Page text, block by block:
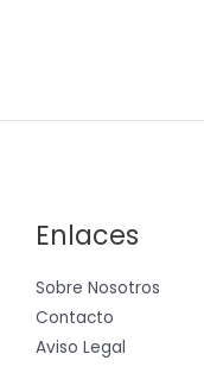
Enlaces
Sobre Nosotros
Contacto
Aviso Legal